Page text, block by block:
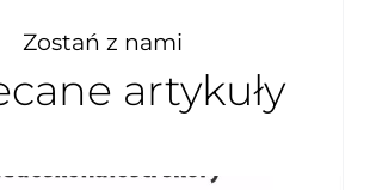
Zostań z nami
artykuły